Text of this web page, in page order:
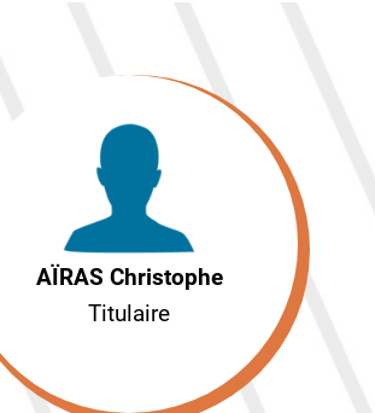
AÏRAS Christophe
Titulaire
AÏRAS Christophe
Titulaire